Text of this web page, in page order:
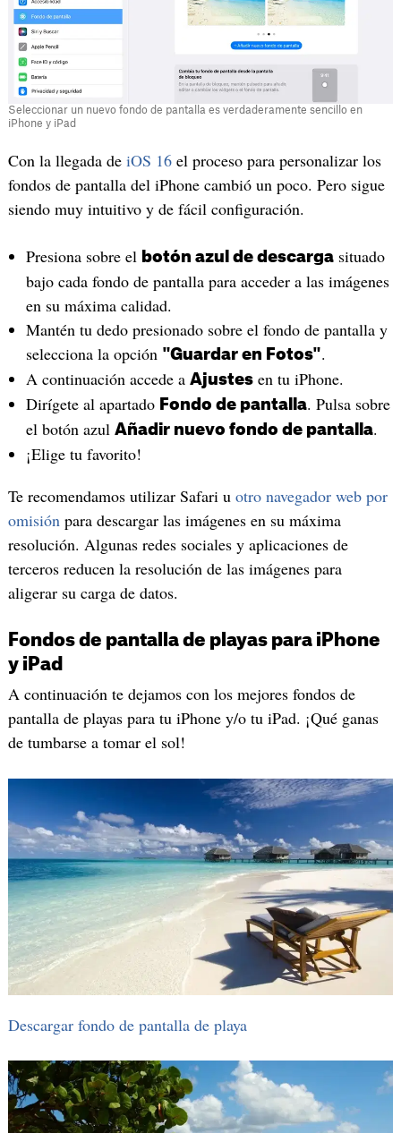
Seleccionar un nuevo fondo de pantalla es verdaderamente sencillo en
iPhone y iPad
Con la llegada de iOS 16el proceso para personalizar los
fondos de pantalla del iPhone cambió un poco. Pero sigue
siendo muy intuitivo y de fácil configuración.
Presiona sobre el botón azul de descargasituado
bajo cada fondo de pantalla para acceder a las imágenes
en su máxima calidad.
Mantén tu dedo presionado sobre el fondo de pantalla y
selecciona la opción "Guardar en Fotos".
A continuación accede a Ajustesen tu iPhone.
Dirígete al apartado Fondo de pantalla. Pulsa sobre
el botón azul Añadir nuevo fondo de pantalla.
¡Elige tu favorito!
Te recomendamos utilizar Safari u otro navegador web por
omisiónpara descargar las imágenes en su máxima
resolución. Algunas redes sociales y aplicaciones de
terceros reducen la resolución de las imágenes para
aligerar su carga de datos.
Fondos de pantalla de playas para iPhone
y iPad
A continuación te dejamos con los mejores fondos de
pantalla de playas para tu iPhone y/o tu iPad. ¡Qué ganas
de tumbarse a tomar el sol!
Descargar fondo de pantalla de playa